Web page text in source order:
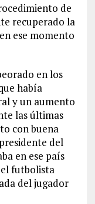
de
recuperado la
ese momento
en los
había
y un aumento
las últimas
con buena
del
en ese país
futbolista
del jugador